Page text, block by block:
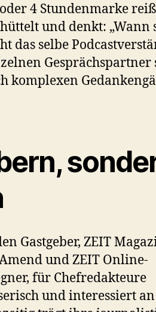
4 Stundenmarke
und denkt: „Wann
das selbe
Gesprächspartner
komplexen
Gastgeber, ZEIT
und ZEIT Online-
für Chefredakteure
und interessiert